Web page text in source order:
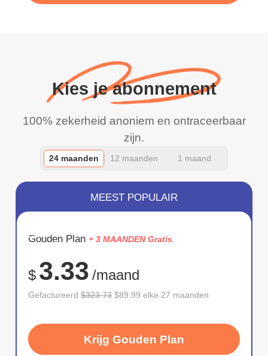
Kies je abonnement
100% zekerheid anoniem en ontraceerbaar
zijn.
24 maanden 12 maanden 1 maand
BESPAAR
72%
MEEST POPULAIR
Gouden Plan + 3 MAANDEN Gratis
$ 3.33 /maand
Gefactureerd$323.73 $89.99 elke 27 maanden
Krijg Gouden Plan